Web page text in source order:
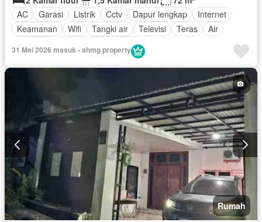
AC
Garasi Listrik Cctv Dapur lengkap
Internet
Keamanan
Wifi Tangki air Televisi Teras
Air
Sebagian perabotan
31 Mei 2026 masuk - ahmg property
Rumah